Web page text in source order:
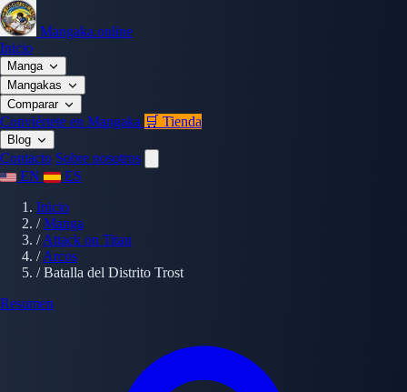
Mangaka.online
Inicio
Manga
Mangakas
Comparar
Conviértete en Mangaka 🛒 Tienda
Blog
Contacto Sobre nosotros
EN
ES
Inicio
/ Manga
/ Attack on Titan
/ Arcos
/ Batalla del Distrito Trost
Resumen